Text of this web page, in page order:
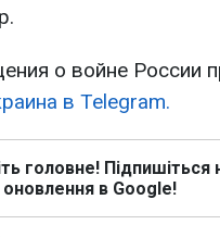
о войне России
в Telegram.
головне! Підпишіться
оновлення в Google!